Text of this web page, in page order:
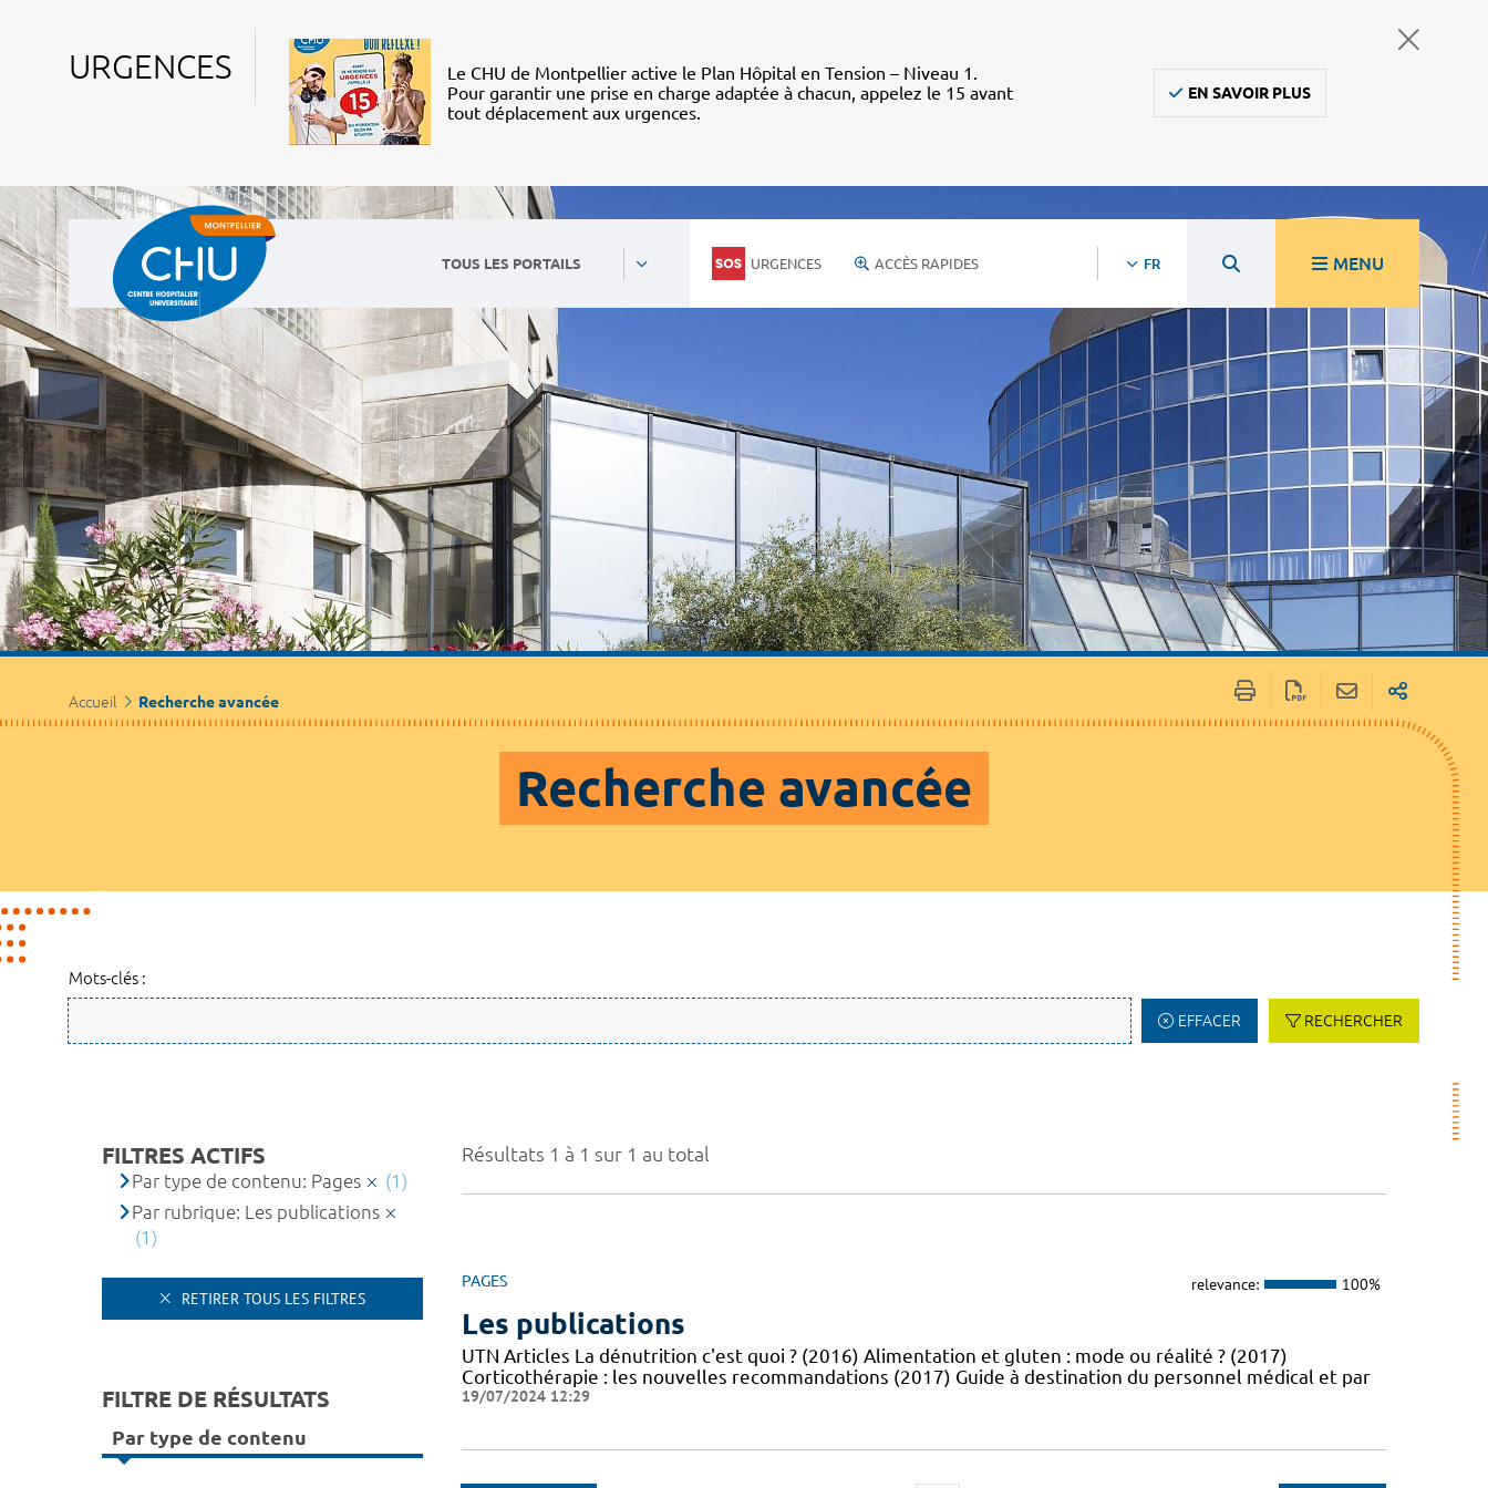
URGENCES
Le CHU de Montpellier active le Plan Hôpital en Tension – Niveau 1.
Pour garantir une prise en charge adaptée à chacun, appelez le 15 avant
tout déplacement aux urgences.
EN SAVOIR PLUS
TOUS LES PORTAILS URGENCES ACCÈS RAPIDES FR MENU
Accueil Recherche avancée
Recherche avancée
Mots-clés :
EFFACER RECHERCHER
Résultats 1 à 1 sur 1 au total
PAGES relevance: 100%
Les publications
UTN Articles La dénutrition c'est quoi ? (2016) Alimentation et gluten : mode ou réalité ? (2017)
Corticothérapie : les nouvelles recommandations (2017) Guide à destination du personnel médical et par
19/07/2024 12:29
FILTRES ACTIFS
Par type de contenu: Pages
(1)
Par rubrique: Les publications
(1)
RETIRER TOUS LES FILTRES
FILTRE DE RÉSULTATS
Par type de contenu